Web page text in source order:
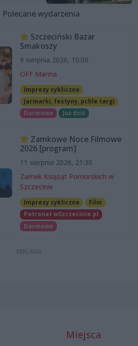
Polecane wydarzenia
Szczeciński Bazar
Smakoszy
9 sierpnia 2026, 10:00
OFF Marina
Imprezy cykliczne
Jarmarki, festyny, pchle targi
Darmowe
Już dziś
Zamkowe Noce Filmowe
2026 [program]
11 sierpnia 2026, 21:30
Zamek Książąt Pomorskich w
Szczecinie
Imprezy cykliczne
Film
Patronat wSzczecinie.pl
Darmowe
Miejsca